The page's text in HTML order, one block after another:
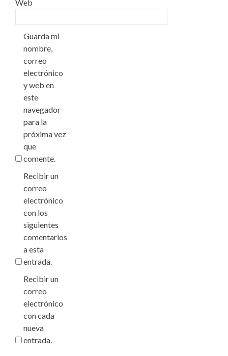
Web
Guarda mi
nombre,
correo
electrónico
y web en
este
navegador
para la
próxima vez
que
comente.
Recibir un
correo
electrónico
con los
siguientes
comentarios
a esta
entrada.
Recibir un
correo
electrónico
con cada
nueva
entrada.